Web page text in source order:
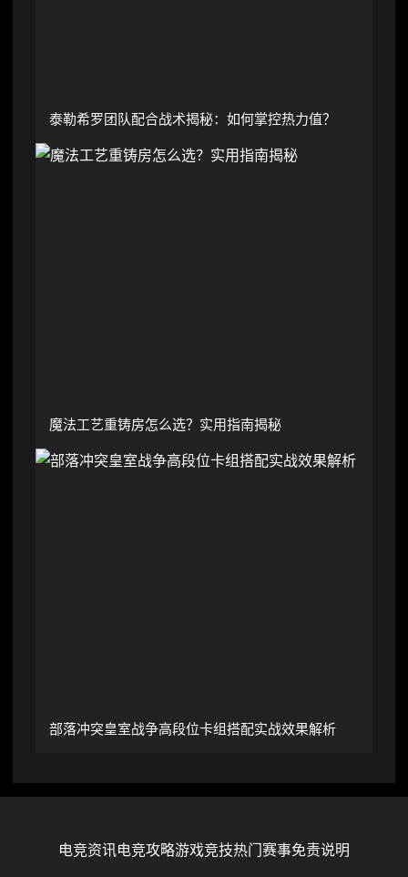
泰勒希罗团队配合战术揭秘：如何掌控热力值？
魔法工艺重铸房怎么选？实用指南揭秘
部落冲突皇室战争高段位卡组搭配实战效果解析
电竞资讯电竞攻略游戏竞技热门赛事免责说明